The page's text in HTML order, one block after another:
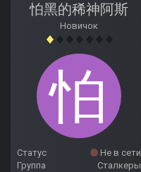
怕黑的稀神阿斯
Новичок
Статус
Не в сети
Группа
Сталкеры